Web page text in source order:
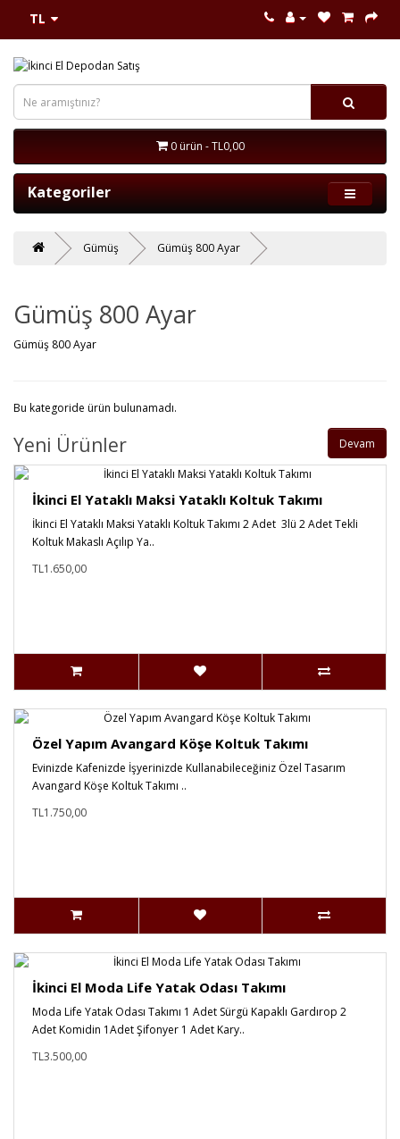
TL
0 ürün - TL0,00
Kategoriler
Gümüş Gümüş 800 Ayar
Gümüş 800 Ayar
Gümüş 800 Ayar
Bu kategoride ürün bulunamadı.
Devam
Yeni Ürünler
İkinci El Yataklı Maksi Yataklı Koltuk Takımı
İkinci El Yataklı Maksi Yataklı Koltuk Takımı 2 Adet 3lü 2 Adet Tekli
Koltuk Makaslı Açılıp Ya..
TL1.650,00
Özel Yapım Avangard Köşe Koltuk Takımı
Evinizde Kafenizde İşyerinizde Kullanabileceğiniz Özel Tasarım
Avangard Köşe Koltuk Takımı ..
TL1.750,00
İkinci El Moda Life Yatak Odası Takımı
Moda Life Yatak Odası Takımı 1 Adet Sürgü Kapaklı Gardırop 2
Adet Komidin 1Adet Şifonyer 1 Adet Kary..
TL3.500,00